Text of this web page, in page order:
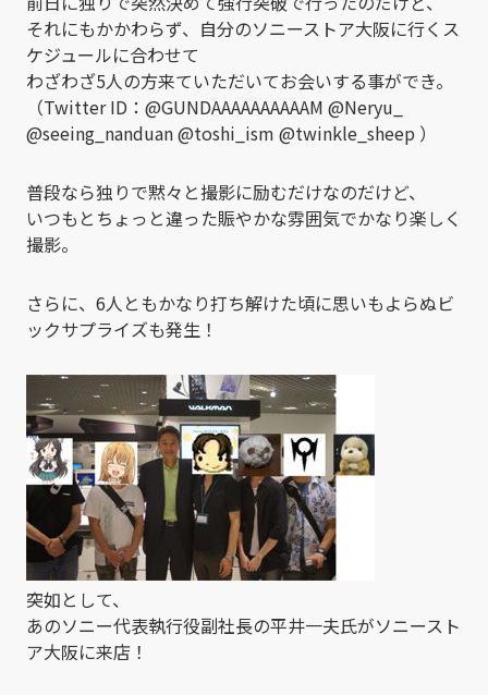
それにもかかわらず、自分のソニーストア大阪に行くス
ケジュールに合わせて
わざわざ5人の方来ていただいてお会いする事ができ。
（Twitter ID：@GUNDAAAAAAAAAAM @Neryu_
@seeing_nanduan @toshi_ism @twinkle_sheep ）
普段なら独りで黙々と撮影に励むだけなのだけど、
いつもとちょっと違った賑やかな雰囲気でかなり楽しく
撮影。
さらに、6人ともかなり打ち解けた頃に思いもよらぬビ
ックサプライズも発生！
突如として、
あのソニー代表執行役副社長の平井一夫氏がソニースト
ア大阪に来店！